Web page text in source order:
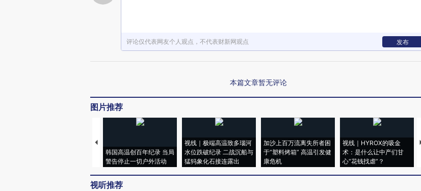
评论仅代表网友个人观点，不代表财新网观点 发布
本篇文章暂无评论
图片推荐
韩国高温创百年纪录 当局
警告停止一切户外活动
视线｜极端高温致多瑙河
水位跌破纪录 二战沉船与
猛犸象化石接连露出
加沙上百万流离失所者困
于“塑料烤箱” 高温引发健
康危机
视线｜HYROX的吸金
术：是什么让中产们甘
心“花钱找虐”？
视听推荐